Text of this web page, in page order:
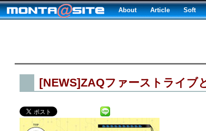
About Article Soft
[NEWS]ZAQファーストライブ